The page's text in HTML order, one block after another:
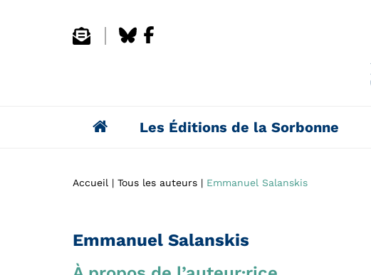
Les Éditions de la Sorbonne
Accueil Tous les auteurs Emmanuel Salanskis
Emmanuel Salanskis